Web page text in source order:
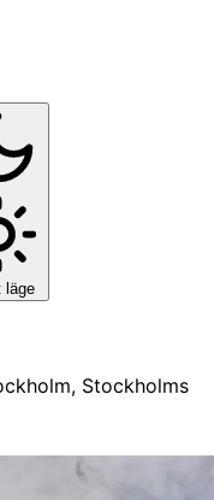
läge
Stockholms